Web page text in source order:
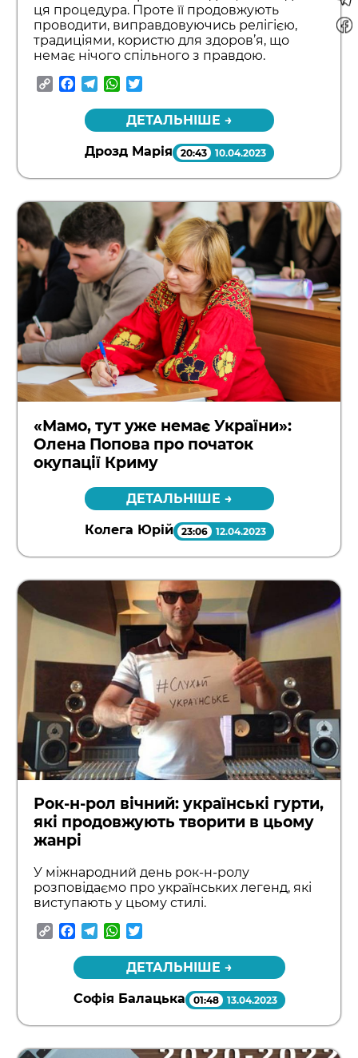
ця процедура. Проте її продовжують
проводити, виправдовуючись релігією,
традиціями, користю для здоров’я, що
немає нічого спільного з правдою.
CopyFacebook
TelegramWhatsApp
ДЕТАЛЬНІШЕ →
Дрозд Марія 20:43 10.04.2023
«Мамо, тут уже немає України»:
Олена Попова про початок
окупації Криму
ДЕТАЛЬНІШЕ →
Колега Юрій 23:06 12.04.2023
Рок-н-рол вічний: українські гурти,
які продовжують творити в цьому
жанрі
У міжнародний день рок-н-ролу
розповідаємо про українських легенд, які
виступають у цьому стилі.
CopyFacebook
TelegramWhatsApp
ДЕТАЛЬНІШЕ →
Софія Балацька 01:48 13.04.2023